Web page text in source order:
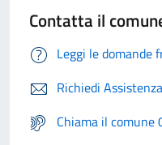
Contatta il
Leggi le domande
Richiedi Assistenza
Chiama il comune